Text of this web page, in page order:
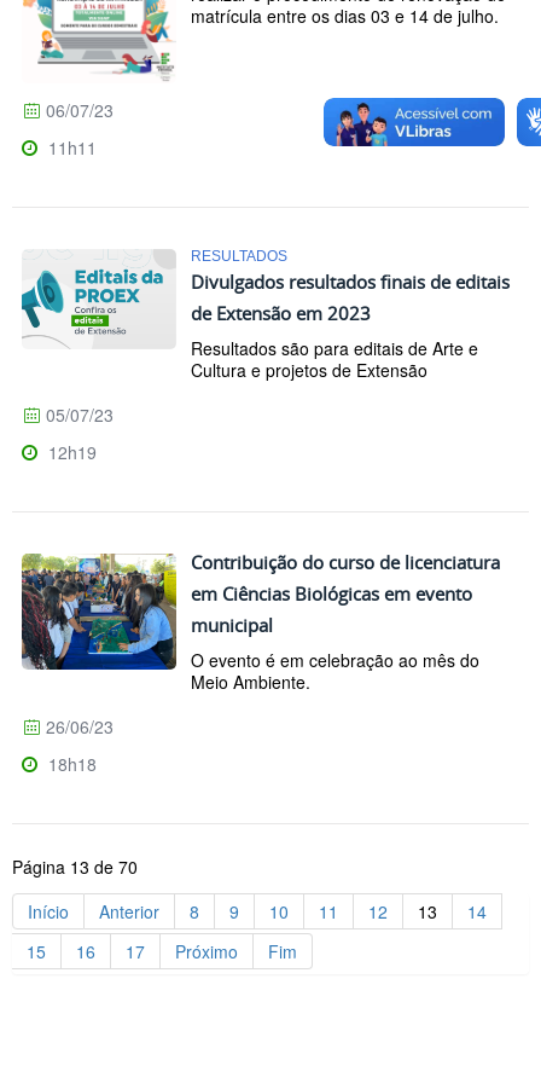
matrícula entre os dias 03 e 14 de julho.
06/07/23
11h11
RESULTADOS
Divulgados resultados finais de editais
de Extensão em 2023
Resultados são para editais de Arte e
Cultura e projetos de Extensão
05/07/23
12h19
Contribuição do curso de licenciatura
em Ciências Biológicas em evento
municipal
O evento é em celebração ao mês do
Meio Ambiente.
26/06/23
18h18
Página 13 de 70
Início
Anterior 8 9 10 11 12 13
14
15
16 17 Próximo Fim